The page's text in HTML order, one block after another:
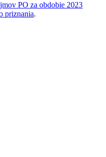
PO za obdobie 2023
priznania.